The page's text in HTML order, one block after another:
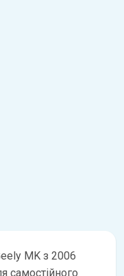
MK з 2006
самостійного